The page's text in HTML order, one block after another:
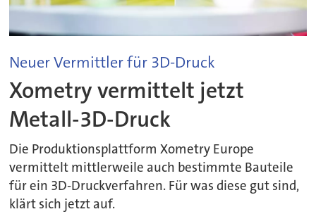
Neuer Vermittler für 3D-Druck
Xometry vermittelt jetzt
Metall-3D-Druck
Die Produktionsplattform Xometry Europe
vermittelt mittlerweile auch bestimmte Bauteile
für ein 3D-Druckverfahren. Für was diese gut sind,
klärt sich jetzt auf.